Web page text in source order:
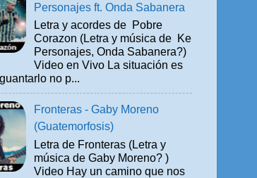
Personajes ft. Onda Sabanera
Letra y acordes de Pobre
Corazon (Letra y música de Ke
Personajes, Onda Sabanera?)
Video en Vivo La situación es
no p...
Fronteras - Gaby Moreno
(Guatemorfosis)
Letra de Fronteras (Letra y
música de Gaby Moreno? )
Video Hay un camino que nos